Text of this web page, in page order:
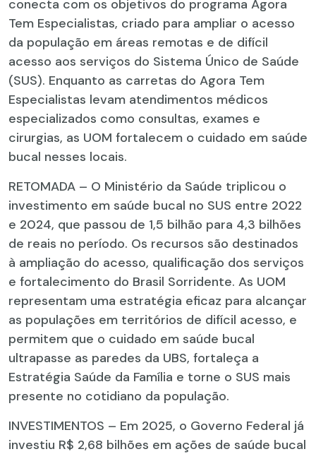
conecta com os objetivos do programa Agora
Tem Especialistas, criado para ampliar o acesso
da população em áreas remotas e de difícil
acesso aos serviços do Sistema Único de Saúde
(SUS). Enquanto as carretas do Agora Tem
Especialistas levam atendimentos médicos
especializados como consultas, exames e
cirurgias, as UOM fortalecem o cuidado em saúde
bucal nesses locais.
RETOMADA – O Ministério da Saúde triplicou o
investimento em saúde bucal no SUS entre 2022
e 2024, que passou de 1,5 bilhão para 4,3 bilhões
de reais no período. Os recursos são destinados
à ampliação do acesso, qualificação dos serviços
e fortalecimento do Brasil Sorridente. As UOM
representam uma estratégia eficaz para alcançar
as populações em territórios de difícil acesso, e
permitem que o cuidado em saúde bucal
ultrapasse as paredes da UBS, fortaleça a
Estratégia Saúde da Família e torne o SUS mais
presente no cotidiano da população.
INVESTIMENTOS – Em 2025, o Governo Federal já
investiu R$ 2,68 bilhões em ações de saúde bucal